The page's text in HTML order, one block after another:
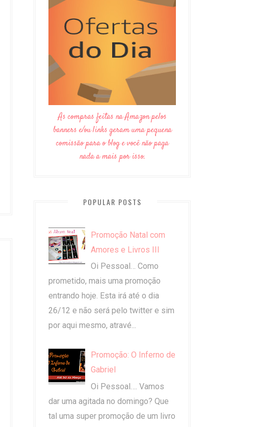
As compras feitas na Amazon pelos
banners e/ou links geram uma pequena
comissão para o blog e você não paga
nada a mais por isso.
POPULAR POSTS
Promoção Natal com
Amores e Livros III
Oi Pessoal… Como
prometido, mais uma promoção
entrando hoje. Esta irá até o dia
26/12 e não será pelo twitter e sim
por aqui mesmo, atravé...
Promoção: O Inferno de
Gabriel
Oi Pessoal…. Vamos
dar uma agitada no domingo? Que
tal uma super promoção de um livro